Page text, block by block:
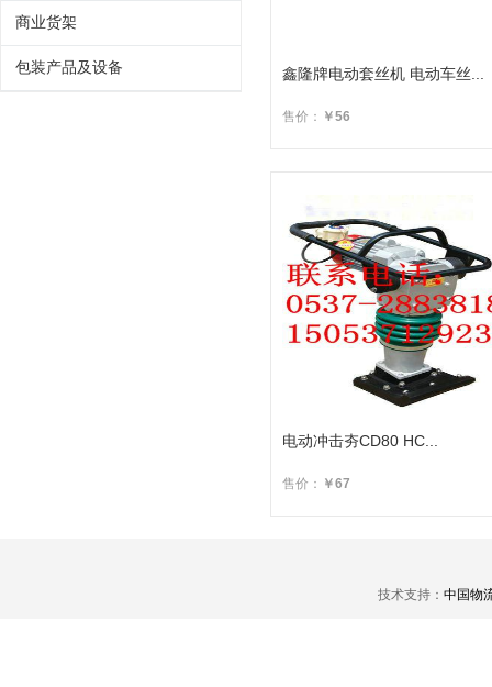
商业货架
包装产品及设备 鑫隆牌电动套丝机 电动车丝...
售价： ￥56
电动冲击夯CD80 HC...
售价： ￥67
技术支持： 中国物